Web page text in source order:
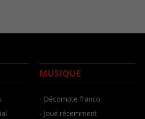
MUSIQUE
- Décompte franco
- Joué récemment